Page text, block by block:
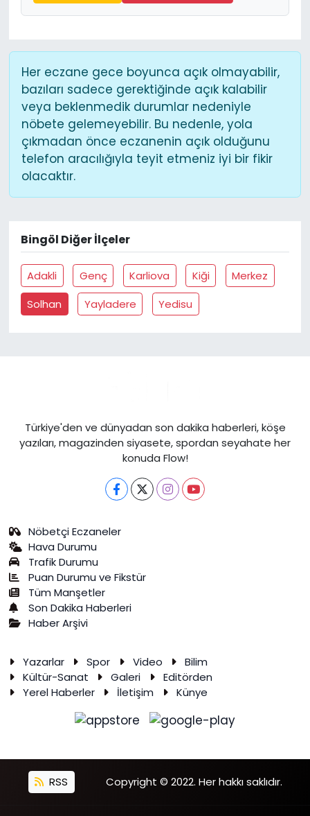
Her eczane gece boyunca açık olmayabilir,
bazıları sadece gerektiğinde açık kalabilir
veya beklenmedik durumlar nedeniyle
nöbete gelemeyebilir. Bu nedenle, yola
çıkmadan önce eczanenin açık olduğunu
telefon aracılığıyla teyit etmeniz iyi bir fikir
olacaktır.
Bingöl Diğer İlçeler
Adakli Genç Karliova Kiği
Merkez
Solhan
Yayladere Yedisu
Türkiye'den ve dünyadan son dakika haberleri, köşe
yazıları, magazinden siyasete, spordan seyahate her
konuda Flow!
Nöbetçi Eczaneler
Hava Durumu
Trafik Durumu
Puan Durumu ve Fikstür
Tüm Manşetler
Son Dakika Haberleri
Haber Arşivi
Yazarlar Spor Video
Bilim
Kültür-Sanat
Galeri
Editörden
Yerel Haberler
İletişim Künye
RSS Copyright © 2022. Her hakkı saklıdır.